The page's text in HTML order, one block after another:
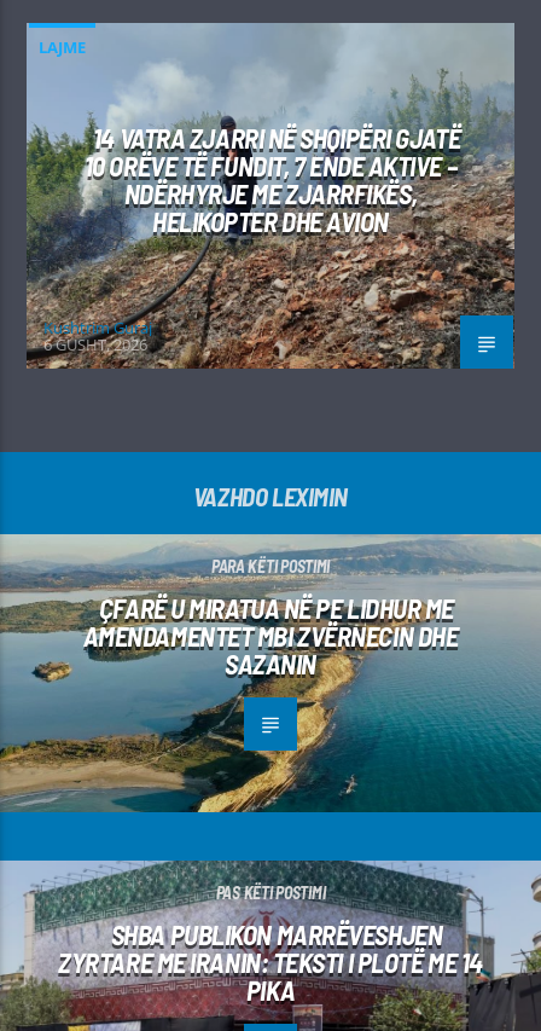
LAJME
14 VATRA ZJARRI NË SHQIPËRI GJATË
10 ORËVE TË FUNDIT, 7 ENDE AKTIVE –
NDËRHYRJE ME ZJARRFIKËS,
HELIKOPTER DHE AVION
Kushtrim Guraj
6 GUSHT, 2026
VAZHDO LEXIMIN
PARA KËTI POSTIMI
ÇFARË U MIRATUA NË PE LIDHUR ME
AMENDAMENTET MBI ZVËRNECIN DHE
SAZANIN
PAS KËTI POSTIMI
SHBA PUBLIKON MARRËVESHJEN
ZYRTARE ME IRANIN: TEKSTI I PLOTË ME 14
PIKA